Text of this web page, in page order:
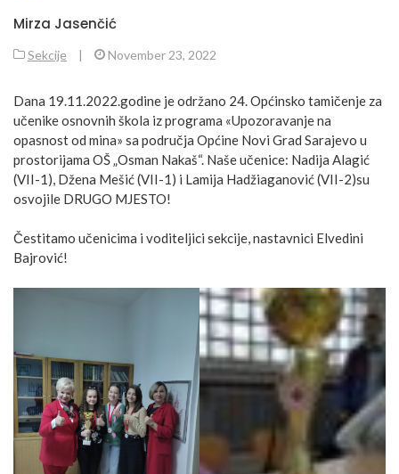
Mirza Jasenčić
Sekcije | November 23, 2022
Dana 19.11.2022.godine je održano 24. Općinsko tamičenje za
učenike osnovnih škola iz programa «Upozoravanje na
opasnost od mina» sa područja Općine Novi Grad Sarajevo u
prostorijama OŠ „Osman Nakaš“. Naše učenice: Nadija Alagić
(VII-1), Džena Mešić (VII-1) i Lamija Hadžiaganović (VII-2)su
osvojile DRUGO MJESTO!
Čestitamo učenicima i voditeljici sekcije, nastavnici Elvedini
Bajrović!